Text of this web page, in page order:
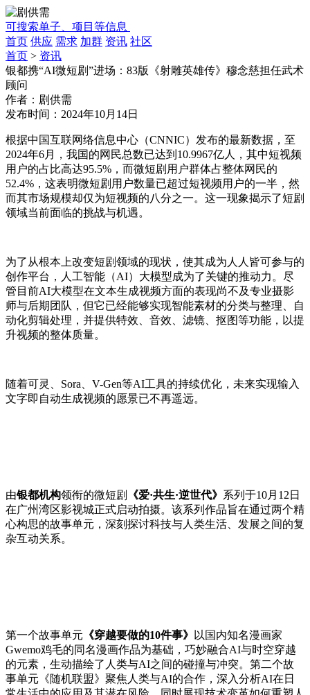
可搜索单子、项目等信息
首页 供应 需求 加群 资讯 社区
首页 > 资讯
银都携“AI微短剧”进场：83版《射雕英雄传》穆念慈担任武术
顾问
作者： 剧供需
发布时间： 2024年10月14日
根据中国互联网络信息中心（CNNIC）发布的最新数据，至
2024年6月，我国的网民总数已达到10.9967亿人，其中短视频
用户的占比高达95.5%，而微短剧用户群体占整体网民的
52.4%，这表明微短剧用户数量已超过短视频用户的一半，然
而其市场规模却仅为短视频的八分之一。这一现象揭示了短剧
领域当前面临的挑战与机遇。
为了从根本上改变短剧领域的现状，使其成为人人皆可参与的
创作平台，人工智能（AI）大模型成为了关键的推动力。尽
管目前AI大模型在文本生成视频方面的表现尚不及专业摄影
师与后期团队，但它已经能够实现智能素材的分类与整理、自
动化剪辑处理，并提供特效、音效、滤镜、抠图等功能，以提
升视频的整体质量。
随着可灵、Sora、V-Gen等AI工具的持续优化，未来实现输入
文字即自动生成视频的愿景已不再遥远。
由银都机构领衔的微短剧 《爱·共生·逆世代》 系列于10月12日
在广州湾区影视城正式启动拍摄。该系列作品旨在通过两个精
心构思的故事单元，深刻探讨科技与人类生活、发展之间的复
杂互动关系。
第一个故事单元 《穿越要做的10件事》
以国内知名漫画家
Gwemo鸡毛的同名漫画作品为基础，巧妙融合AI与时空穿越
的元素，生动描绘了人类与AI之间的碰撞与冲突。第二个故
事单元《随机联盟》聚焦人类与AI的合作，深入分析AI在日